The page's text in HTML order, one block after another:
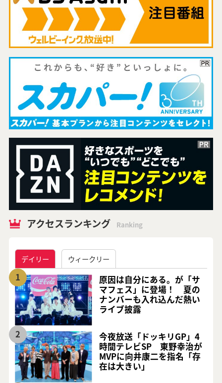
アクセスランキング Ranking
デイリー ウィークリー
1
原因は自分にある。が「サ
マフェス」に登場！ 夏の
ナンバーも入れ込んだ熱い
ライブ披露
2
今夜放送「ドッキリGP」4
時間テレビSP 東野幸治が
MVPに向井康二を指名「存
在は大きい」